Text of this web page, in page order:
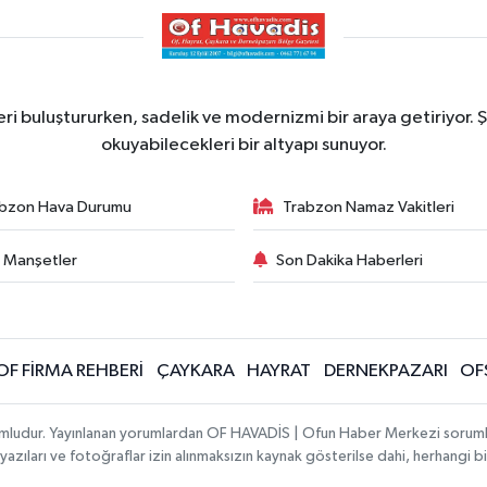
buluştururken, sadelik ve modernizmi bir araya getiriyor.
okuyabilecekleri bir altyapı sunuyor.
Hava Durumu Trabzon Namaz Vakitleri
Manşetler Son Dakika Haberleri
FİRMA REHBERİ ÇAYKARA HAYRAT DERNEKPAZARI
Yayınlanan yorumlardan OF HAVADİS | Ofun Haber Merkezi
ve fotoğraflar izin alınmaksızın kaynak gösterilse dahi, herhangi